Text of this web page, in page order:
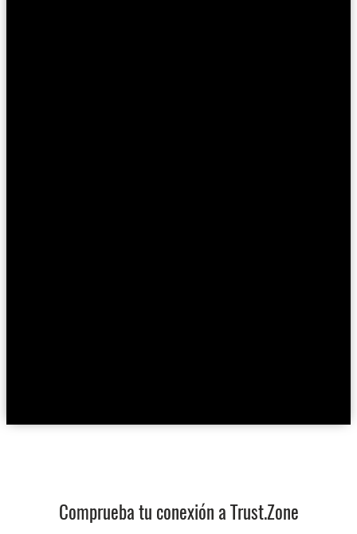
Comprueba tu conexión a Trust.Zone